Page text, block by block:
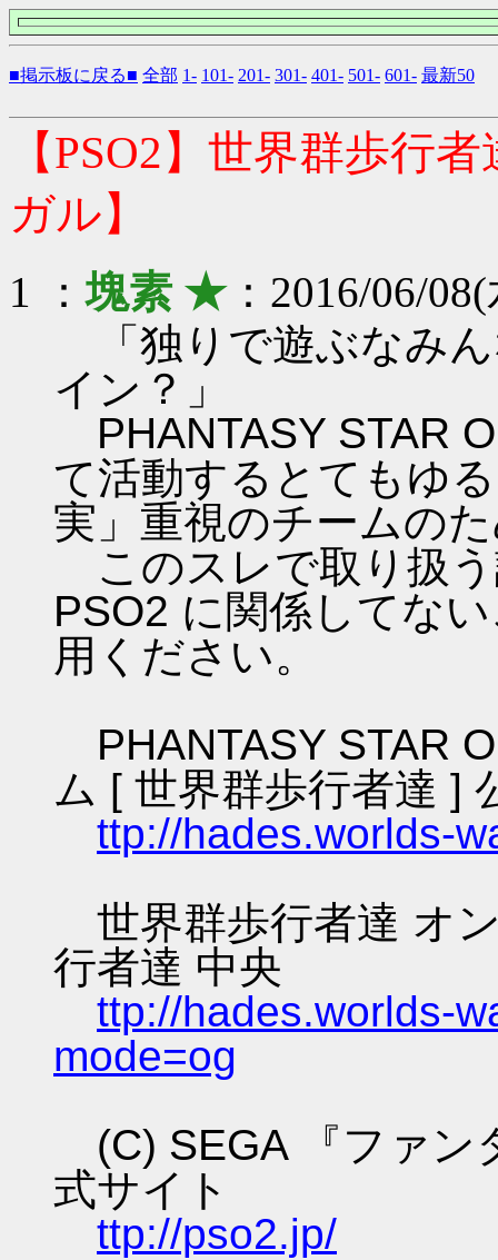
■掲示板に戻る■ 全部 1- 101- 201- 301- 401- 501- 601- 最新50
【PSO2】世界群歩行
ガル】
1 ：塊素 ★：2016/06/
「独りで遊ぶなみ
イン？」
PHANTASY STAR
て活動するとてもゆ
実」重視のチームの
このスレで取り扱
PSO2 に関係してな
用ください。
PHANTASY STAR
ム [ 世界群歩行者達 ]
ttp://hades.worlds-
世界群歩行者達 オ
行者達 中央
ttp://hades.worlds-
mode=og
(C) SEGA 『ファン
式サイト
ttp://pso2.jp/